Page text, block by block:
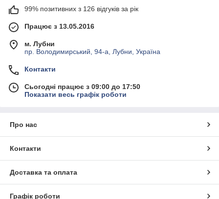
99% позитивних з 126 відгуків за рік
Працює з 13.05.2016
м. Лубни
пр. Володимирський, 94-а, Лубни, Україна
Контакти
Сьогодні працює з 09:00 до 17:50
Показати весь графік роботи
Про нас
Контакти
Доставка та оплата
Графік роботи